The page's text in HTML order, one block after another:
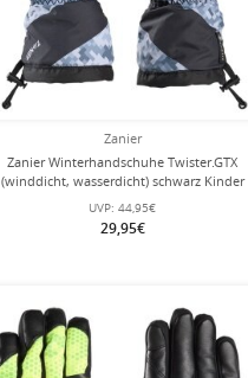
Zanier
Zanier Winterhandschuhe Twister.GTX
(winddicht, wasserdicht) schwarz Kinder
UVP: 44,95€
29,95€